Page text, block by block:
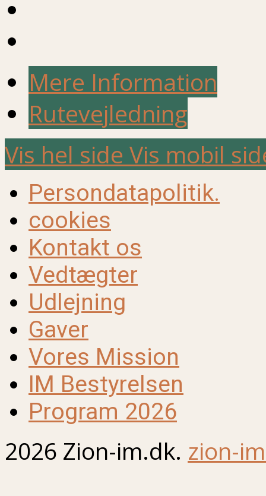
Mere Information
Rutevejledning
Vis hel side Vis mobil
Persondatapolitik.
cookies
Kontakt os
Vedtægter
Udlejning
Gaver
Vores Mission
IM Bestyrelsen
Program 2026
2026 Zion-im.dk. zion-